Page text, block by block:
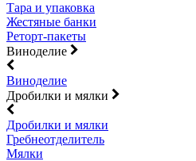
Тара и упаковка
Жестяные банки
Реторт-пакеты
Виноделие
Виноделие
Дробилки и мялки
Дробилки и мялки
Гребнеотделитель
Мялки